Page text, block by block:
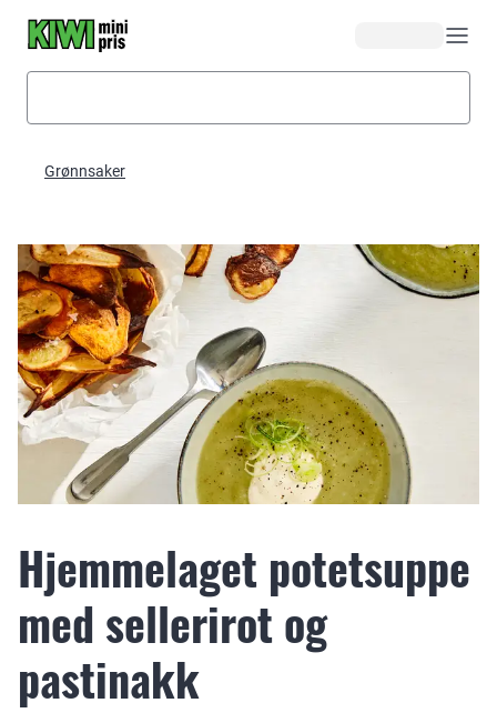
Grønnsaker
Hjemmelaget potetsuppe
med sellerirot og
pastinakk